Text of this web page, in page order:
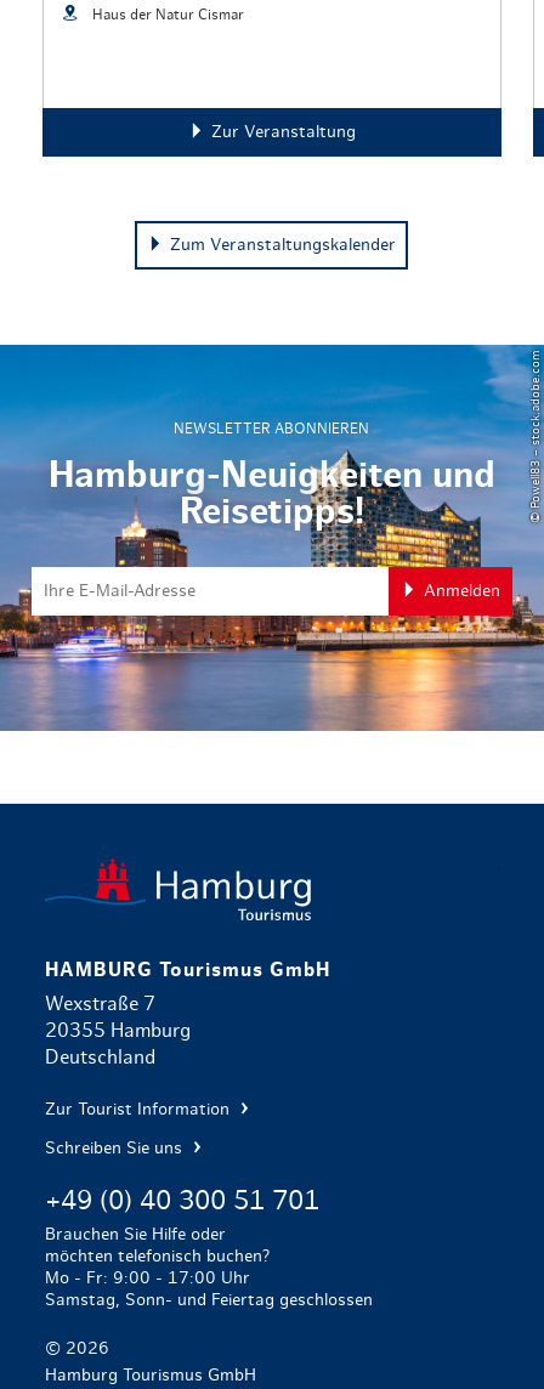
Haus der Natur Cismar
Zur Veranstaltung
Zum Veranstaltungskalender
NEWSLETTER ABONNIEREN
Hamburg-Neuigkeiten und
Reisetipps!
Anmelden
© Powell83 – stock.adobe.com
HAMBURG Tourismus GmbH
Wexstraße 7
20355 Hamburg
Deutschland
Zur Tourist Information
Schreiben Sie uns
+49 (0) 40 300 51 701
Brauchen Sie Hilfe oder
möchten telefonisch buchen?
Mo - Fr: 9:00 - 17:00 Uhr
Samstag, Sonn- und Feiertag geschlossen
© 2026
Hamburg Tourismus GmbH